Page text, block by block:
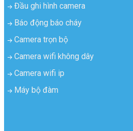
Đầu ghi hình camera
Báo động báo cháy
Camera trọn bộ
Camera wifi không dây
Camera wifi ip
Máy bộ đàm